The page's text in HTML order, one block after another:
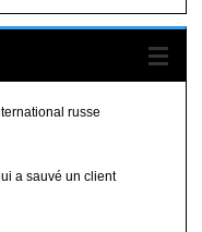
russe
a sauvé un client